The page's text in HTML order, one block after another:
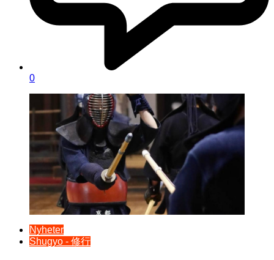
0
Nyheter
Shugyo - 修行